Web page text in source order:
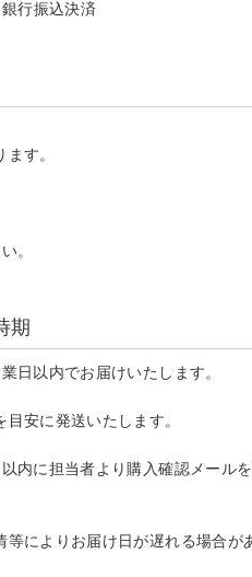
行振込決済
す。
。
期
日以内でお届けいたします。
安に発送いたします。
内に担当者より購入確認メールを
によりお届け日が遅れる場合が